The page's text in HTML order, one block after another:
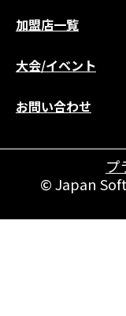
加盟店一覧
大会/イベント
お問い合わせ
プ
© Japan